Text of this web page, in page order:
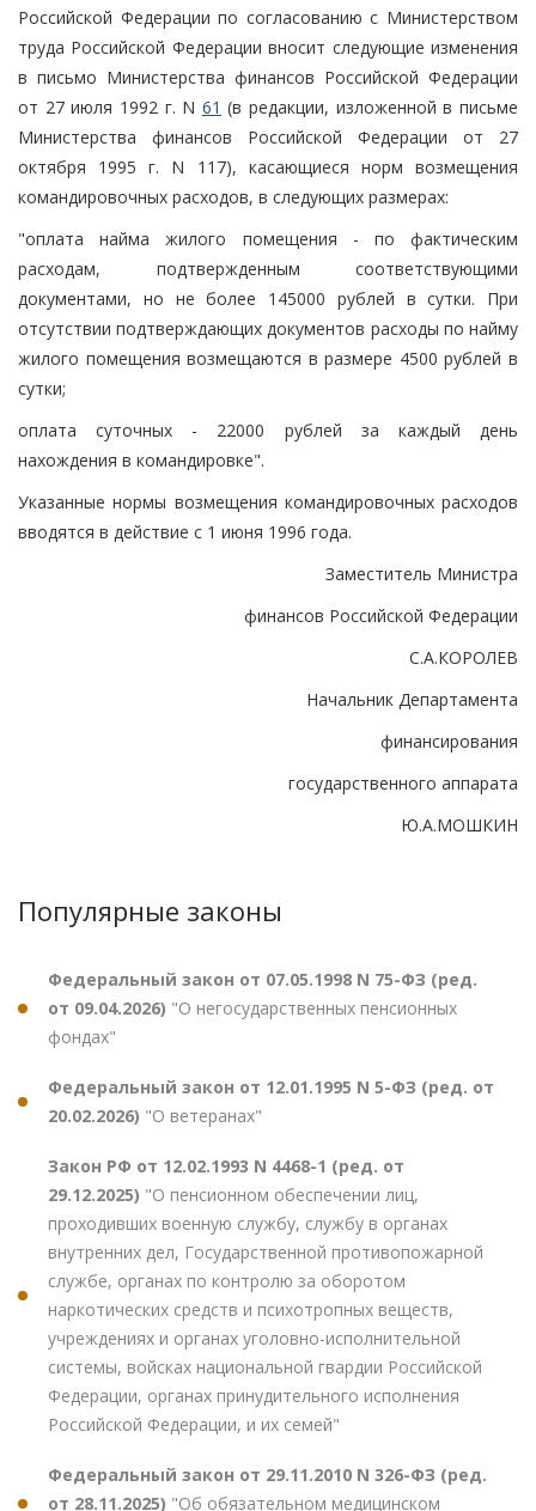
Российской Федерации по согласованию с Министерством
труда Российской Федерации вносит следующие изменения
в письмо Министерства финансов Российской Федерации
от 27 июля 1992 г. N 61 (в редакции, изложенной в письме
Министерства финансов Российской Федерации от 27
октября 1995 г. N 117), касающиеся норм возмещения
командировочных расходов, в следующих размерах:
"оплата найма жилого помещения - по фактическим
расходам, подтвержденным соответствующими
документами, но не более 145000 рублей в сутки. При
отсутствии подтверждающих документов расходы по найму
жилого помещения возмещаются в размере 4500 рублей в
сутки;
оплата суточных - 22000 рублей за каждый день
нахождения в командировке".
Указанные нормы возмещения командировочных расходов
вводятся в действие с 1 июня 1996 года.
Заместитель Министра
финансов Российской Федерации
С.А.КОРОЛЕВ
Начальник Департамента
финансирования
государственного аппарата
Ю.А.МОШКИН
Популярные законы
Федеральный закон от 07.05.1998 N 75-ФЗ (ред.
от 09.04.2026) "О негосударственных пенсионных
фондах"
Федеральный закон от 12.01.1995 N 5-ФЗ (ред. от
20.02.2026) "О ветеранах"
Закон РФ от 12.02.1993 N 4468-1 (ред. от
29.12.2025) "О пенсионном обеспечении лиц,
проходивших военную службу, службу в органах
внутренних дел, Государственной противопожарной
службе, органах по контролю за оборотом
наркотических средств и психотропных веществ,
учреждениях и органах уголовно-исполнительной
системы, войсках национальной гвардии Российской
Федерации, органах принудительного исполнения
Российской Федерации, и их семей"
Федеральный закон от 29.11.2010 N 326-ФЗ (ред.
от 28.11.2025) "Об обязательном медицинском